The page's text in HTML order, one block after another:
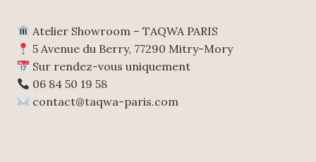
Atelier Showroom – TAQWA PARIS
5 Avenue du Berry, 77290 Mitry-Mory
Sur rendez-vous uniquement
06 84 50 19 58
contact@taqwa-paris.com